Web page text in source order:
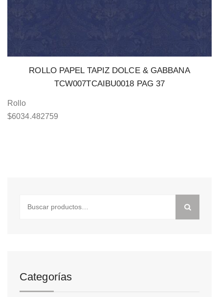
ROLLO PAPEL TAPIZ DOLCE & GABBANA
TCW007TCAIBU0018 PAG 37
Rollo
$6034.482759
Categorías